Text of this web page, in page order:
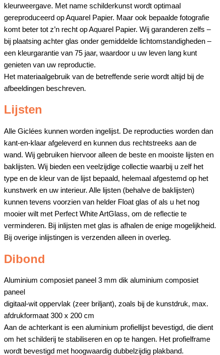
kleurweergave. Met name schilderkunst wordt optimaal
gereproduceerd op Aquarel Papier. Maar ook bepaalde fotografie
komt beter tot z’n recht op Aquarel Papier. Wij garanderen zelfs –
bij plaatsing achter glas onder gemiddelde lichtomstandigheden –
een kleurgarantie van 75 jaar, waardoor u uw leven lang kunt
genieten van uw reproductie.
Het materiaalgebruik van de betreffende serie wordt altijd bij de
afbeeldingen beschreven.
Lijsten
Alle Giclées kunnen worden ingelijst. De reproducties worden dan
kant-en-klaar afgeleverd en kunnen dus rechtstreeks aan de
wand. Wij gebruiken hiervoor alleen de beste en mooiste lijsten en
baklijsten. Wij bieden een veelzijdige collectie waarbij u zelf het
type en de kleur van de lijst bepaald, helemaal afgestemd op het
kunstwerk en uw interieur. Alle lijsten (behalve de baklijsten)
kunnen tevens voorzien van helder Float glas of als u het nog
mooier wilt met Perfect White ArtGlass, om de reflectie te
verminderen. Bij inlijsten met glas is afhalen de enige mogelijkheid.
Bij overige inlijstingen is verzenden alleen in overleg.
Dibond
Aluminium composiet paneel 3 mm dik aluminium composiet
paneel
digitaal-wit oppervlak (zeer briljant), zoals bij de kunstdruk, max.
afdrukformaat 300 x 200 cm
Aan de achterkant is een aluminium profiellijst bevestigd, die dient
om het schilderij te stabiliseren en op te hangen. Het profielframe
wordt bevestigd met hoogwaardig dubbelzijdig plakband.